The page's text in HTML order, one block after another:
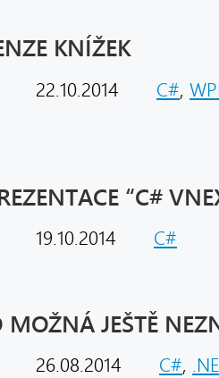
KNÍŽEK
22.10.2014 C#,
“C#
19.10.2014 C#
MOŽNÁ JEŠTĚ
26.08.2014 C#,